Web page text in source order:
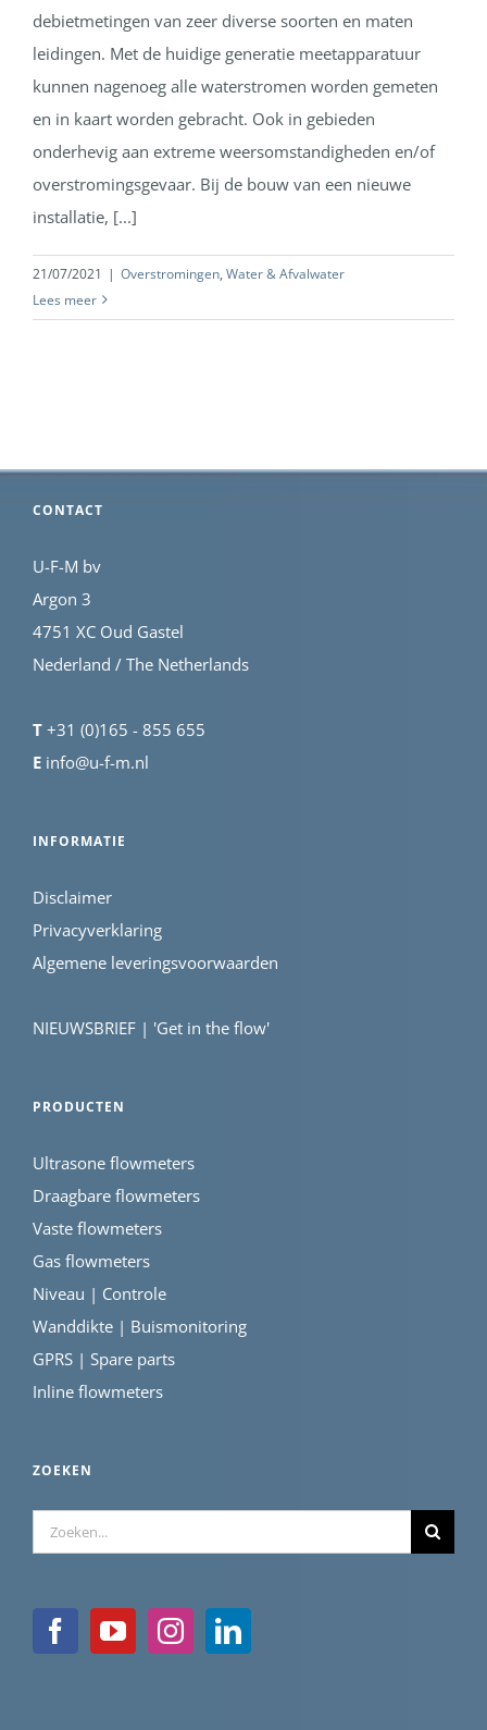
debietmetingen van zeer diverse soorten en maten
leidingen. Met de huidige generatie meetapparatuur
kunnen nagenoeg alle waterstromen worden gemeten
en in kaart worden gebracht. Ook in gebieden
onderhevig aan extreme weersomstandigheden en/of
overstromingsgevaar. Bij de bouw van een nieuwe
installatie, [...]
21/07/2021 | Overstromingen, Water & Afvalwater
Lees meer
CONTACT
U-F-M bv
Argon 3
4751 XC Oud Gastel
Nederland / The Netherlands
T +31 (0)165 - 855 655
E info@u-f-m.nl
INFORMATIE
Disclaimer
Privacyverklaring
Algemene leveringsvoorwaarden
NIEUWSBRIEF | 'Get in the flow'
PRODUCTEN
Ultrasone flowmeters
Draagbare flowmeters
Vaste flowmeters
Gas flowmeters
Niveau | Controle
Wanddikte | Buismonitoring
GPRS | Spare parts
Inline flowmeters
ZOEKEN
Zoeken
naar: